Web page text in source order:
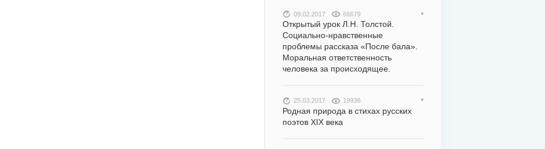
09.02.2017 66679
Открытый урок Л.Н. Толстой.
Социально-нравственные
проблемы рассказа «После бала».
Моральная ответственность
человека за происходящее.
25.03.2017 19936
Родная природа в стихах русских
поэтов XIX века